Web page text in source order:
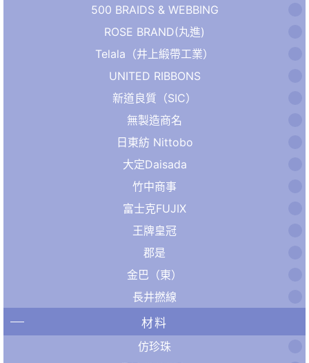
500 BRAIDS & WEBBING
ROSE BRAND(丸進)
Telala（井上緞帶工業）
UNITED RIBBONS
新道良質（SIC）
無製造商名
日東紡 Nittobo
大定Daisada
竹中商事
富士克FUJIX
王牌皇冠
郡是
金巴（東）
長井撚線
材料
仿珍珠